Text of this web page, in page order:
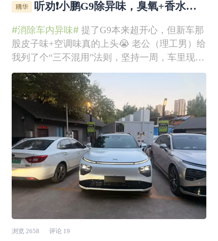
听劝❗️小鹏G9除异味，臭氧+香水千
#消除车内异味#提了G9本来超开心，但新车那
股皮子味+空调味真的上头😭 老公（理工男）给
我列了个“三不混用”法则，坚持一周，车里现在
是五星级酒店的味道🍵📝抄作业版（顺序千万别
乱）：1️⃣ 臭氧机“大扫除”（每周1次）千万别乱
用！G9的Nappa皮娇贵着呢。老公操作：人下车
→外循环+风量最大→
浏览 2658 评论 19